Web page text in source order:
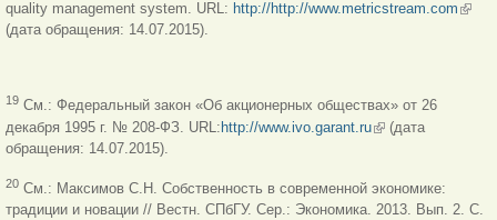
quality management system. URL: http://http://www.metricstream.com
(дата обращения: 14.07.2015).
19 Cм.: Федеральный закон «Об акционерных обществах» от 26
декабря 1995 г. № 208-ФЗ. URL:http://www.ivo.garant.ru(внешняя ссылка)
(дата
обращения: 14.07.2015).
20 См.: Максимов С.Н. Собственность в современной экономике:
традиции и новации // Вестн. СПбГУ. Сер.: Экономика. 2013. Вып. 2. С.